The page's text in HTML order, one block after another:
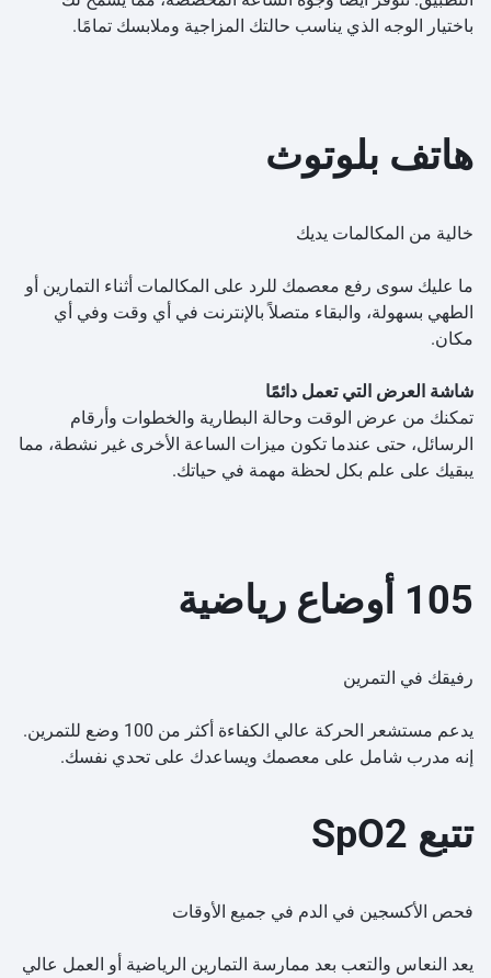
باختيار الوجه الذي يناسب حالتك المزاجية وملابسك تمامًا.
هاتف بلوتوث
خالية من المكالمات يديك
ما عليك سوى رفع معصمك للرد على المكالمات أثناء التمارين أو
الطهي بسهولة، والبقاء متصلاً بالإنترنت في أي وقت وفي أي
مكان.
شاشة العرض التي تعمل دائمًا
تمكنك من عرض الوقت وحالة البطارية والخطوات وأرقام
الرسائل، حتى عندما تكون ميزات الساعة الأخرى غير نشطة، مما
يبقيك على علم بكل لحظة مهمة في حياتك.
105 أوضاع رياضية
رفيقك في التمرين
يدعم مستشعر الحركة عالي الكفاءة أكثر من 100 وضع للتمرين.
إنه مدرب شامل على معصمك ويساعدك على تحدي نفسك.
تتبع SpO2
فحص الأكسجين في الدم في جميع الأوقات
يعد النعاس والتعب بعد ممارسة التمارين الرياضية أو العمل عالي